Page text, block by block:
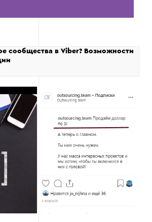
сообщества в Viber? Возможности